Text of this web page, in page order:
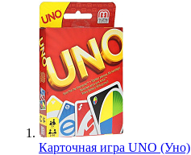
Карточная игра UNO (Уно)